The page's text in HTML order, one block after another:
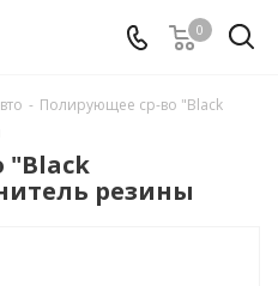
0
- Полирующее ср-во "Black
"Black
резины